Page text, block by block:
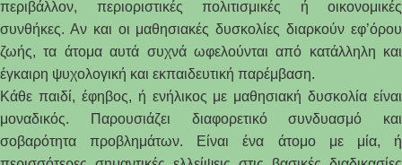
περιβάλλον, περιοριστικές πολιτισμικές ή οικονομικές
συνθήκες. Αν και οι μαθησιακές δυσκολίες διαρκούν εφ’όρου
ζωής, τα άτομα αυτά συχνά ωφελούνται από κατάλληλη και
έγκαιρη ψυχολογική και εκπαιδευτική παρέμβαση.
Κάθε παιδί, έφηβος, ή ενήλικος με μαθησιακή δυσκολία είναι
μοναδικός. Παρουσιάζει διαφορετικό συνδυασμό και
σοβαρότητα προβλημάτων. Είναι ένα άτομο με μία, ή